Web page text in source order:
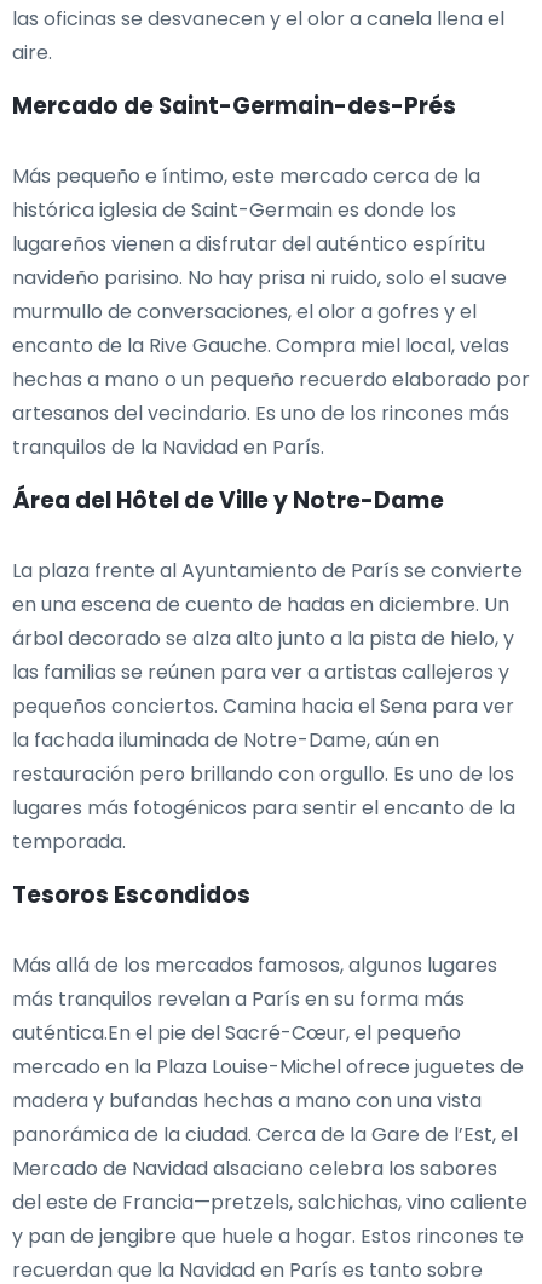
las oficinas se desvanecen y el olor a canela llena el
aire.
Mercado de Saint-Germain-des-Prés
Más pequeño e íntimo, este mercado cerca de la
histórica iglesia de Saint-Germain es donde los
lugareños vienen a disfrutar del auténtico espíritu
navideño parisino. No hay prisa ni ruido, solo el suave
murmullo de conversaciones, el olor a gofres y el
encanto de la Rive Gauche. Compra miel local, velas
hechas a mano o un pequeño recuerdo elaborado por
artesanos del vecindario. Es uno de los rincones más
tranquilos de la Navidad en París.
Área del Hôtel de Ville y Notre-Dame
La plaza frente al Ayuntamiento de París se convierte
en una escena de cuento de hadas en diciembre. Un
árbol decorado se alza alto junto a la pista de hielo, y
las familias se reúnen para ver a artistas callejeros y
pequeños conciertos. Camina hacia el Sena para ver
la fachada iluminada de Notre-Dame, aún en
restauración pero brillando con orgullo. Es uno de los
lugares más fotogénicos para sentir el encanto de la
temporada.
Tesoros Escondidos
Más allá de los mercados famosos, algunos lugares
más tranquilos revelan a París en su forma más
auténtica.En el pie del Sacré-Cœur, el pequeño
mercado en la Plaza Louise-Michel ofrece juguetes de
madera y bufandas hechas a mano con una vista
panorámica de la ciudad. Cerca de la Gare de l’Est, el
Mercado de Navidad alsaciano celebra los sabores
del este de Francia—pretzels, salchichas, vino caliente
y pan de jengibre que huele a hogar. Estos rincones te
recuerdan que la Navidad en París es tanto sobre